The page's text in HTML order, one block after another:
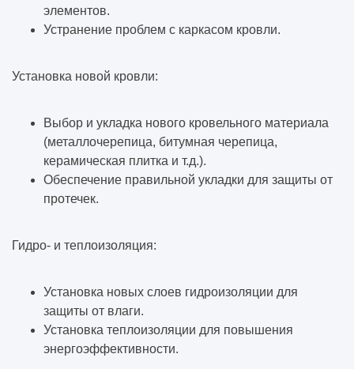
элементов.
Устранение проблем с каркасом кровли.
Установка новой кровли:
Выбор и укладка нового кровельного материала
(металлочерепица, битумная черепица,
керамическая плитка и т.д.).
Обеспечение правильной укладки для защиты от
протечек.
Гидро- и теплоизоляция:
Установка новых слоев гидроизоляции для
защиты от влаги.
Установка теплоизоляции для повышения
энергоэффективности.